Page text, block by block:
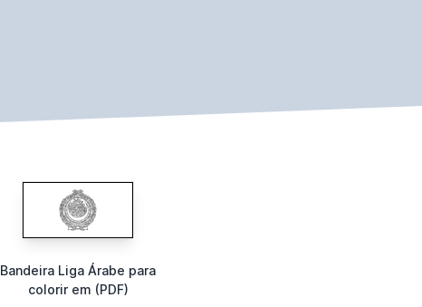
Bandeira Liga Árabe para
colorir em (PDF)